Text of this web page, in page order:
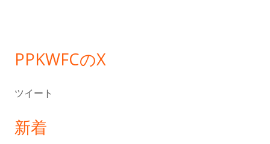
PPKWFCのX
ツイート
新着